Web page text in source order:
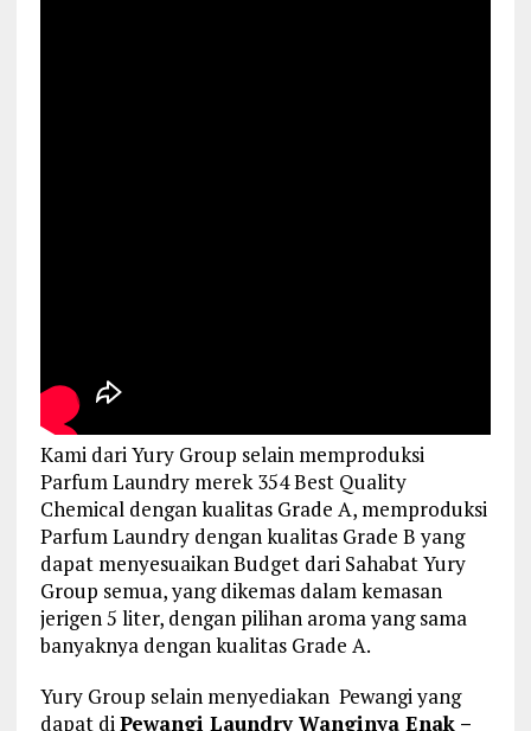
Kami dari Yury Group selain memproduksi
Parfum Laundry merek 354 Best Quality
Chemical dengan kualitas Grade A, memproduksi
Parfum Laundry dengan kualitas Grade B yang
dapat menyesuaikan Budget dari Sahabat Yury
Group semua, yang dikemas dalam kemasan
jerigen 5 liter, dengan pilihan aroma yang sama
banyaknya dengan kualitas Grade A.
Yury Group selain menyediakan Pewangi yang
dapat diPewangi Laundry Wanginya Enak –